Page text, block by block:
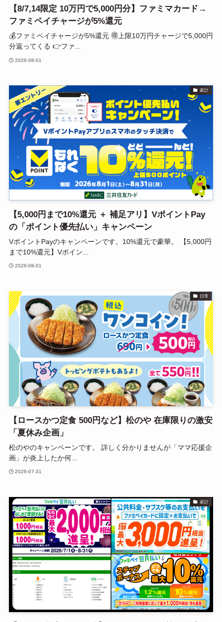
【8/7,14限定 10万円で5,000円分】ファミマカード→
ファミペイチャージが5%還元
💰ファミペイチャージが5%還元 🉐上限10万円チャージで5,000円
分返ってくる 👉ファ...
2026-08-01
家計
【5,000円まで10%還元 ＋ 補足アリ】VポイントPay
の「ポイント優先払い」キャンペーン
VポイントPayのキャンペーンです。10%還元で豪華。 【5,000円
まで10%還元】Vポイン...
2026-08-01
日常
【ロースかつ定食 500円など】松のや 在庫限りの激安
「夏休み企画」
松のやのキャンペーンです。 詳しく分かりませんが「ママ応援企
画」が炎上したか何...
2026-07-31
家計